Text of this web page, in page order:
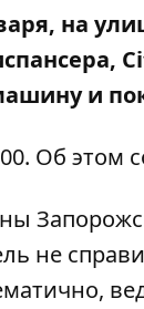
на
и
Об этом
не